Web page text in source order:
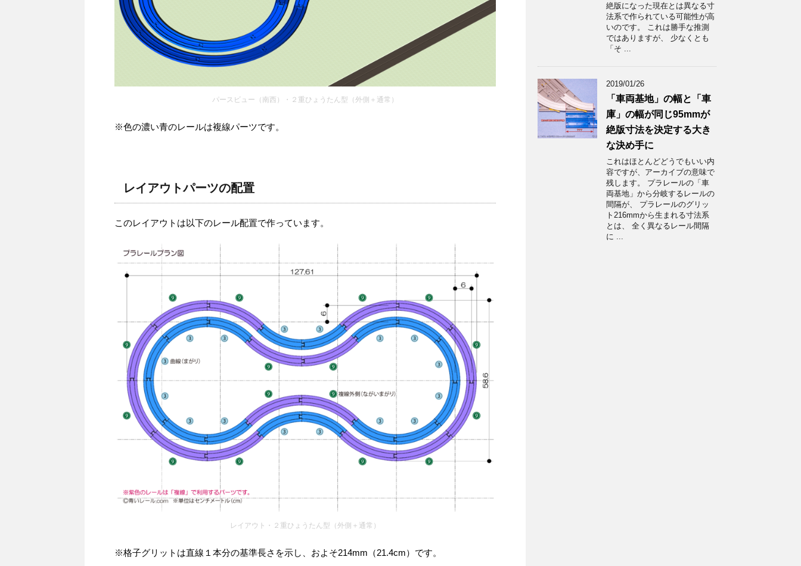
パースビュー（南西）・２重ひょうたん型（外側＋通常）
※色の濃い青のレールは複線パーツです。
レイアウトパーツの配置
このレイアウトは以下のレール配置で作っています。
レイアウト・２重ひょうたん型（外側＋通常）
※格子グリットは直線１本分の基準長さを示し、およそ214mm（21.4cm）です。
絶版になった現在とは異なる寸
法系で作られている可能性が高
いのです。 これは勝手な推測
ではありますが、 少なくとも
「そ ...
2019/01/26
「車両基地」の幅と「車
庫」の幅が同じ95mmが
絶版寸法を決定する大き
な決め手に
これはほとんどどうでもいい内
容ですが、アーカイブの意味で
残します。 プラレールの「車
両基地」から分岐するレールの
間隔が、 プラレールのグリッ
ト216mmから生まれる寸法系
とは、 全く異なるレール間隔
に ...